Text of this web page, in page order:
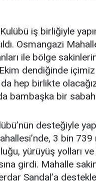
iş birliğiyle
Osmangazi
ile bölge
dendiğinde içimiz
hep birlikte
bambaşka bir
desteğiyle
3 bin
yürüyüş yolları
girdi. Mahalle
Sandal’a